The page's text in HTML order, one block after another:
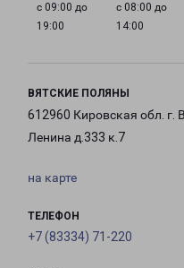
с 09:00 до
19:00
с 08:00 до
14:00
ВЯТСКИЕ ПОЛЯНЫ
612960 Кировская обл. г.
Ленина д.333 к.7
на карте
ТЕЛЕФОН
+7 (83334) 71-220